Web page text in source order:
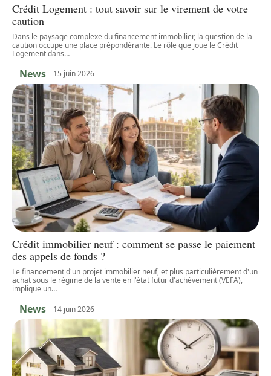
Crédit Logement : tout savoir sur le virement de votre
caution
Dans le paysage complexe du financement immobilier, la question de la
caution occupe une place prépondérante. Le rôle que joue le Crédit
Logement dans…
News 15 juin 2026
Crédit immobilier neuf : comment se passe le paiement
des appels de fonds ?
Le financement d'un projet immobilier neuf, et plus particulièrement d'un
achat sous le régime de la vente en l'état futur d'achèvement (VEFA),
implique un…
News 14 juin 2026